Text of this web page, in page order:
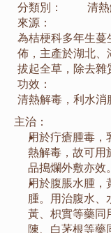
分類別：
清
來源：
為桔梗科多年生蔓
佈，主產於湖北、
拔起全草，除去雜
功效：
清熱解毒，利水消
主治：
用於疔瘡腫毒，
熱解毒，故可用
品搗爛外敷亦效。
用於腹脹水腫，
腫。用治腹水、
黃、枳實等藥同
陳、白茅根等藥